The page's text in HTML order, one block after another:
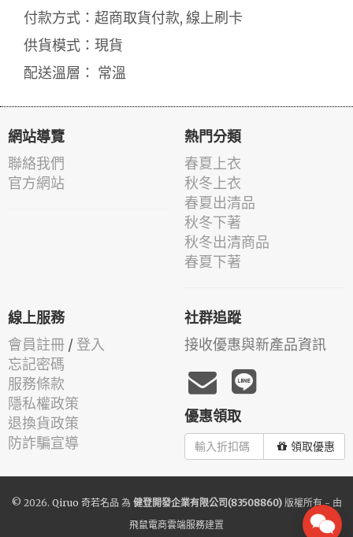
付款方式：超商取貨付款, 線上刷卡
供貨模式：現貨
配送溫層： 常溫
網站導覽
聯絡我們
官方網站
熱門分類
春夏上衣
秋冬上衣
春夏出清品
秋冬下著
秋冬出清商品
春夏下著
線上服務
會員註冊 / 登入
忘記密碼
服務條款
隱私權政策
退換貨政策
防詐騙宣導
社群追蹤
接收優惠與新產品資訊
優惠領取
領取優惠
© 2026. Qiruo 奇若名品 為 健登開發企業有限公司(83508860)版權所有 - 由
飛鼠電商雲端服務建置